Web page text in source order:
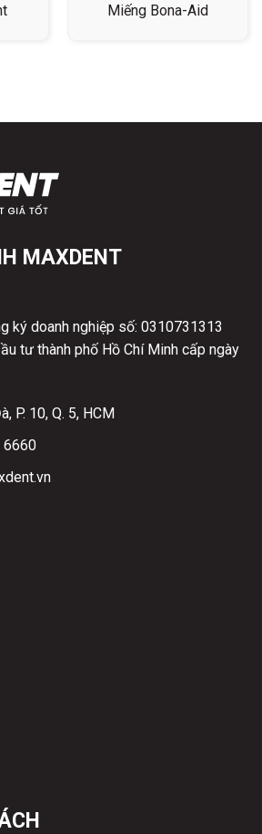
Miếng Bona-Aid
MAXDENT
ký doanh nghiệp số: 0310731313
tư thành phố Hồ Chí Minh cấp ngày
P. 10, Q. 5, HCM
6660